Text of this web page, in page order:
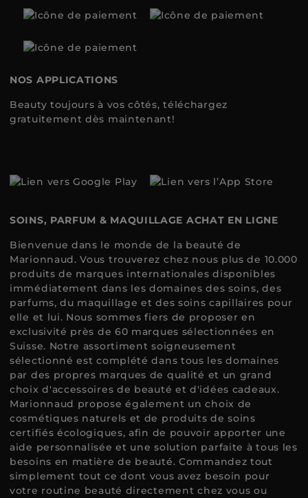
NOS APPLICATIONS
Beauty toujours à vos côtés, téléchargez
gratuitement dès maintenant!
SOINS, PARFUM & MAQUILLAGE ACHAT EN LIGNE
Bienvenue dans le monde de la beauté de
Marionnaud. Vous trouverez chez nous plus de 10.000
produits de marques internationales disponibles
immédiatement dans les domaines des soins, des
parfums, du maquillage et des soins capillaires pour
elle et lui. Nous sommes fiers de proposer en
exclusivité près de 60 marques sélectionnées en
Suisse. Notre assortiment soigneusement
sélectionné est complété dans tous les domaines
par des propres marques de qualité et un grand
choix d'accessoires de beauté et d'idées cadeaux.
Marionnaud propose également un choix de
cosmétiques naturels et de produits de soins
certifiés écologiques, afin de pouvoir apporter une
aide personnalisée et une solution parfaite à tous les
besoins en matière de beauté. Commandez tout
simplement tout ce dont vous avez besoin pour
votre routine beauté directement chez vous ou